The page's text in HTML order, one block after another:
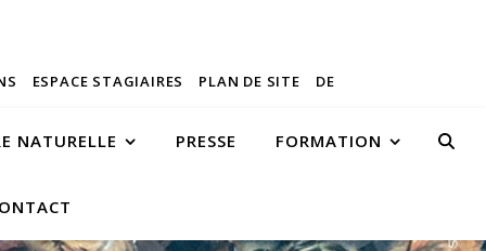
ESPACE STAGIAIRES PLAN DE SITE DE
NATURELLE PRESSE FORMATION